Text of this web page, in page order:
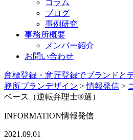
コラム
ブログ
事例研究
事務所概要
メンバー紹介
お問い合わせ
商標登録・意匠登録でブランドと
務所ブランデザイン >情報発信 >
ベース（逆転弁理士®選）
INFORMATION情報発信
2021.09.01